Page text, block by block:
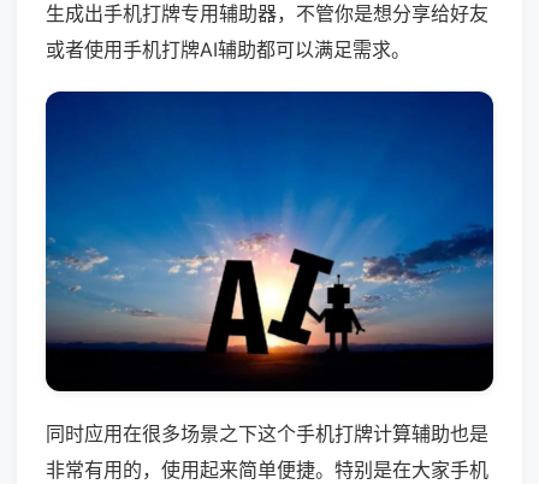
生成出手机打牌专用辅助器，不管你是想分享给好友
或者使用手机打牌AI辅助都可以满足需求。
同时应用在很多场景之下这个手机打牌计算辅助也是
非常有用的，使用起来简单便捷。特别是在大家手机